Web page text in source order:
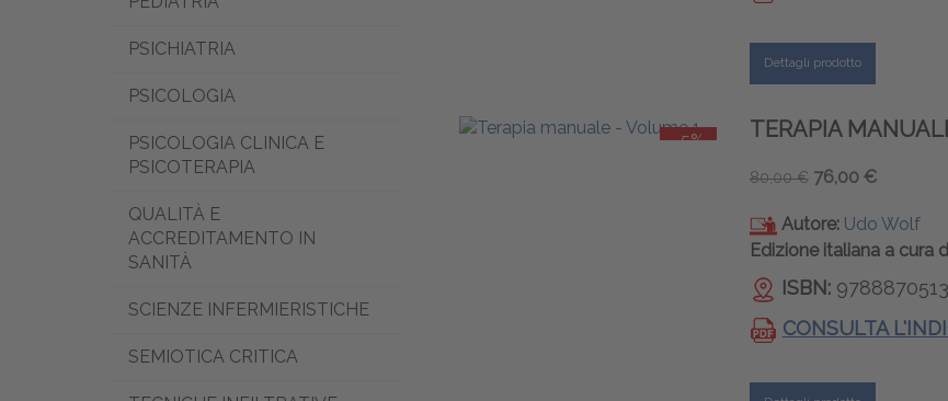
Dettagli prodotto
-5% TERAPIA
80,00 € 76,00 €
Autore: Udo Wolf
Edizione italiana a cura
ISBN:
CONSULTA
PSICHIATRIA
PSICOLOGIA
PSICOLOGIA CLINICA E
PSICOTERAPIA
QUALITÀ E
ACCREDITAMENTO IN
SANITÀ
SCIENZE INFERMIERISTICHE
SEMIOTICA CRITICA